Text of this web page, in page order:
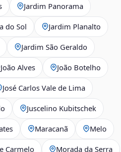
Jardim Panorama
do Sol Jardim Planalto
Jardim São Geraldo
João Alves João Botelho
José Carlos Vale de Lima
Juscelino Kubitschek
Maracanã Melo
Carmelo Morada da Serra